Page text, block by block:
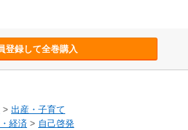
登録して全巻購入
> 出産・子育て
経済 > 自己啓発